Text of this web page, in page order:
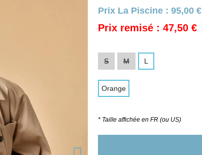
Prix La Piscine : 95,00 €
Prix remisé : 47,50 €
S M L
Orange
* Taille affichée en FR (ou US)